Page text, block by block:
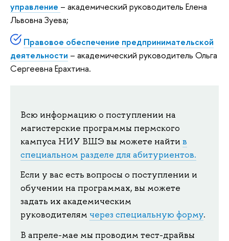
управление – академический руководитель Елена
Львовна Зуева;
Правовое обеспечение предпринимательской
деятельности – академический руководитель Ольга
Сергеевна Ерахтина.
Всю информацию о поступлении на
магистерские программы пермского
кампуса НИУ ВШЭ вы можете найти в
специальном разделе для абитуриентов.
Если у вас есть вопросы о поступлении и
обучении на программах, вы можете
задать их академическим
руководителям через специальную форму.
В апреле-мае мы проводим тест-драйвы